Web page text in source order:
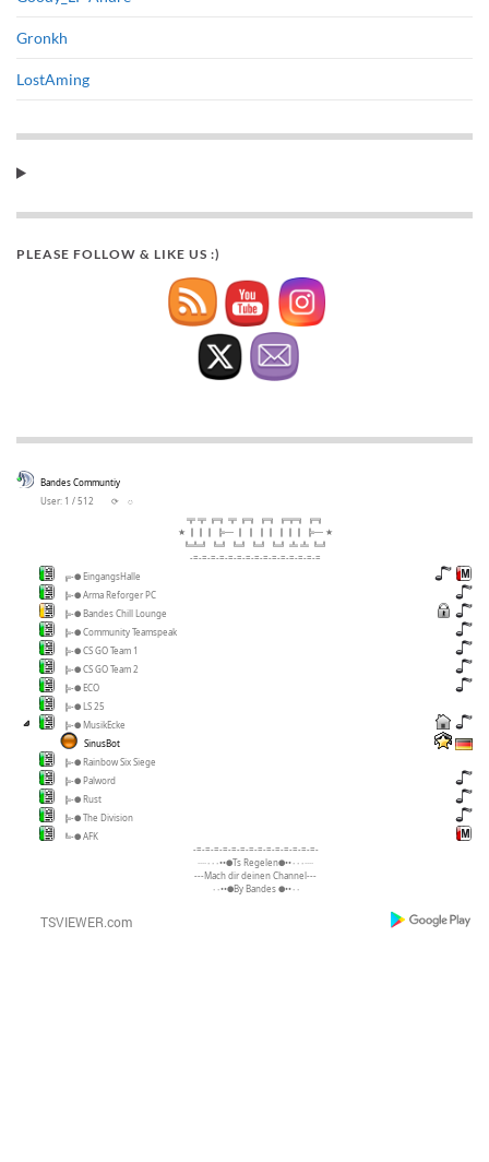
Gronkh
LostAming
PLEASE FOLLOW & LIKE US :)
Bandes Communtiy
User: 1 / 512
⟳
◌
╦ ╦ ╔╗ ╦ ╔╗ ╔╗ ╔╦╗ ╔╗
★ ║║║ ╠─ ║ ║ ║║ ║║║ ╠─ ★
╚╩╝ ╚╝ ╚╝ ╚╝ ╚╝ ╩ ╩ ╚╝
-=-=-=-=-=-=-=-=-=-=-=-=-=-=-=
╔-● EingangsHalle
╠-● Arma Reforger PC
╠-● Bandes Chill Lounge
╠-● Community Teamspeak
╠-● CS GO Team 1
╠-● CS GO Team 2
╠-● ECO
╠-● LS 25
╠-● MusikEcke
SinusBot
╠-● Rainbow Six Siege
╠-● Palword
╠-● Rust
╠-● The Division
╚-● AFK
-=-=-=-=-=-=-=-=-=-=-=-=-=-=-
····٠٠٠••●Ts Regelen●••٠٠٠····
---Mach dir deinen Channel---
٠٠••●By Bandes ●••٠٠